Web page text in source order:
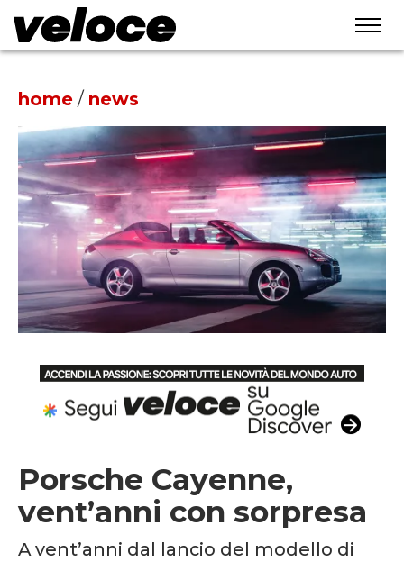
home / news
Porsche Cayenne,
vent’anni con sorpresa
A vent’anni dal lancio del modello di